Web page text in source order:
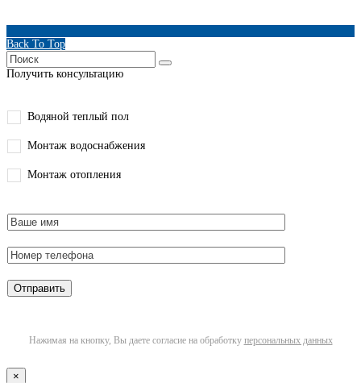
Back To Top
Получить консультацию
Водяной теплый пол
Монтаж водоснабжения
Монтаж отопления
Нажимая на кнопку, Вы даете согласие на обработку персональных данных
×